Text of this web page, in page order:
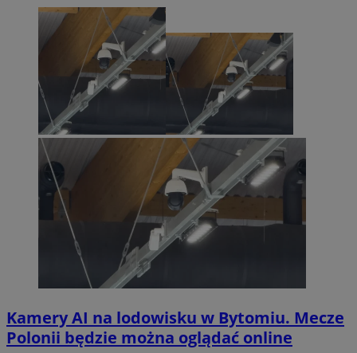
Kamery AI na lodowisku w Bytomiu. Mecze
Polonii będzie można oglądać online